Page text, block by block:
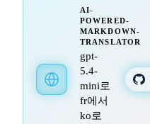
AI-
POWERED-
MARKDOWN-
TRANSLATOR
gpt-
5.4-
mini로
fr에서
ko로